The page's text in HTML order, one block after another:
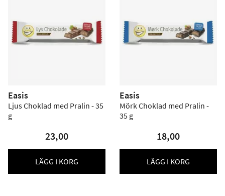
Easis
Ljus Choklad med Pralin - 35
g
23,00
LÄGG I KORG
Easis
Mörk Choklad med Pralin -
35 g
18,00
LÄGG I KORG